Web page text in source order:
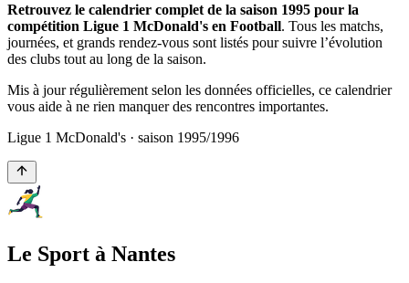
Retrouvez le calendrier complet de la saison 1995 pour la
compétition Ligue 1 McDonald's en Football. Tous les matchs,
journées, et grands rendez-vous sont listés pour suivre l’évolution
des clubs tout au long de la saison.
Mis à jour régulièrement selon les données officielles, ce calendrier
vous aide à ne rien manquer des rencontres importantes.
Ligue 1 McDonald's · saison 1995/1996
Le Sport à Nantes